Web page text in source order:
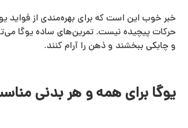
خبر خوب این است که برای بهره‌مندی از فواید
حرکات پیچیده نیست. تمرین‌های ساده یوگا
و چابکی ببخشند و ذهن را آرام کنند.
یوگا برای همه و هر بدنی